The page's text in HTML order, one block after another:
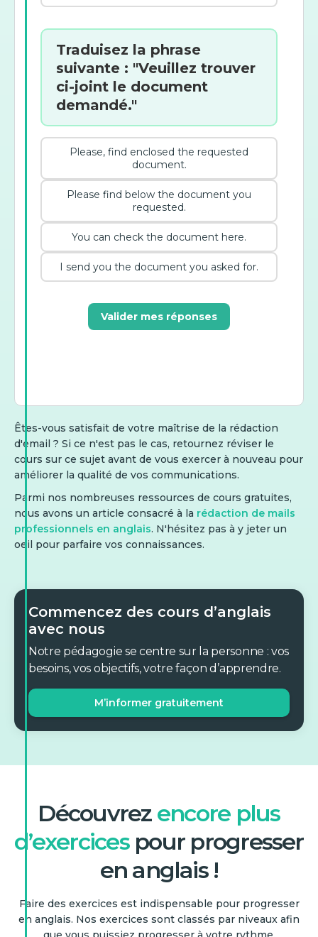
Traduisez la phrase
suivante : "Veuillez trouver
ci-joint le document
demandé."
Please, find enclosed the requested
document.
Please find below the document you
requested.
You can check the document here.
I send you the document you asked for.
Valider mes réponses
Êtes-vous satisfait de votre maîtrise de la rédaction
d'email ? Si ce n'est pas le cas, retournez réviser le
cours sur ce sujet avant de vous exercer à nouveau pour
améliorer la qualité de vos communications.
Parmi nos nombreuses ressources de cours gratuites,
nous avons un article consacré à la rédaction de mails
professionnels en anglais. N'hésitez pas à y jeter un
oeil pour parfaire vos connaissances.
Commencez des cours d’anglais
avec nous
Notre pédagogie se centre sur la personne : vos
besoins, vos objectifs, votre façon d’apprendre.
M’informer gratuitement
Découvrez encore plus
d’exercicespour progresser
en anglais !
Faire des exercices est indispensable pour progresser
en anglais. Nos exercices sont classés par niveaux afin